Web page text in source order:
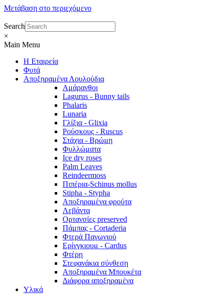
Μετάβαση στο περιεχόμενο
Search
×
Main Menu
Η Εταιρεία
Φυτά
Αποξηραμένα Λουλούδια
Αμάρανθοι
Lagurus - Bunny tails
Phalaris
Lunaria
Γλίξια - Glixia
Ρούσκους - Ruscus
Στάχια - Βρώμη
Φυλλώματα
Ice dry roses
Palm Leaves
Reindeermoss
Πιπέρια-Schinus mollus
Stipha - Stypha
Αποξηραμένα φρούτα
Λεβάντα
Ορτανσίες preserved
Πάμπας - Cortaderia
Φτερά Παγωνιού
Ερίνγκιουμ - Cardus
Φτέρη
Στεφανάκια σύνθεση
Αποξηραμένα Μπουκέτα
Διάφορα αποξηραμένα
Υλικά